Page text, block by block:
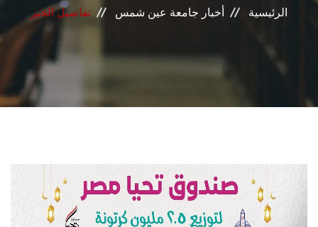
المراكز والوحدات
الأنظمة الذكية
الإعلام
الطلاب
هيئة التدريس
الرئيسية أخبار جامعة عين شمس تفاصيل الخبر